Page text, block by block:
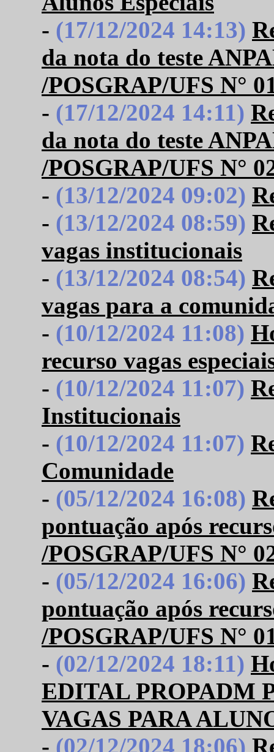
- (17/12/2024 14:13)
da nota do teste
/POSGRAP/UFS N°
- (17/12/2024 14:11)
da nota do teste
/POSGRAP/UFS N°
- (13/12/2024 09:02)
- (13/12/2024 08:59)
vagas institucionais
- (13/12/2024 08:54)
vagas para a
- (10/12/2024 11:08)
recurso vagas
- (10/12/2024 11:07)
Institucionais
- (10/12/2024 11:07)
Comunidade
- (05/12/2024 16:08)
pontuação após
/POSGRAP/UFS N°
- (05/12/2024 16:06)
pontuação após
/POSGRAP/UFS N°
- (02/12/2024 18:11)
EDITAL PROPADM
VAGAS PARA
- (02/12/2024 18:06)